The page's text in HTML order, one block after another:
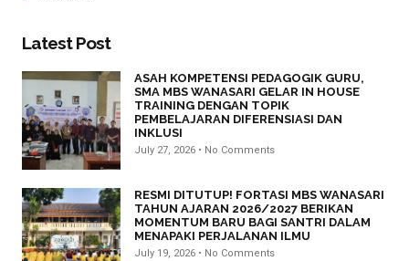
Latest Post
ASAH KOMPETENSI PEDAGOGIK GURU,
SMA MBS WANASARI GELAR IN HOUSE
TRAINING DENGAN TOPIK
PEMBELAJARAN DIFERENSIASI DAN
INKLUSI
July 27, 2026 No Comments
RESMI DITUTUP! FORTASI MBS WANASARI
TAHUN AJARAN 2026/2027 BERIKAN
MOMENTUM BARU BAGI SANTRI DALAM
MENAPAKI PERJALANAN ILMU
July 19, 2026 No Comments